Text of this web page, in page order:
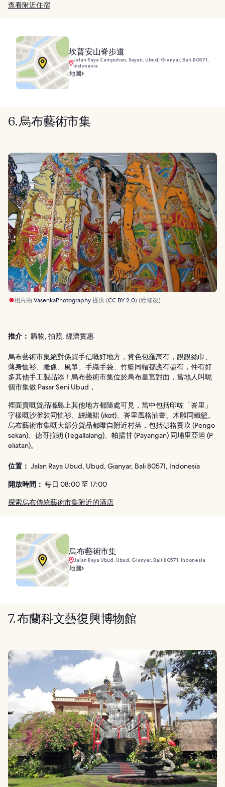
查看附近住宿
坎普安山脊步道
Jalan Raya Campuhan, Sayan, Ubud, Gianyar, Bali 80571,
Indonesia
地圖
6. 烏布藝術市集
相片由 VasenkaPhotography提供 (CC BY 2.0) (經修改)
推介： 購物, 拍照, 經濟實惠
烏布藝術市集絕對係買手信嘅好地方，貨色包羅萬有，靚靚絲巾、
薄身恤衫、雕像、風箏、手織手袋、竹籃同帽都應有盡有，仲有好
多其他手工製品添！烏布藝術市集位於烏布皇宮對面，當地人叫呢
個市集做 Pasar Seni Ubud，
裡面賣嘅貨品喺島上其他地方都隨處可見，當中包括印咗「峇里」
字樣嘅沙灘裝同恤衫、絣織裙 (ikat)、峇里風格油畫、木雕同織籃。
烏布藝術市集嘅大部分貨品都嚟自附近村落，包括彭格賽坎 (Pengo
sekan)、德哥拉朗 (Tegallalang)、帕揚甘 (Payangan) 同埔里亞坦 (P
eliatan)。
位置： Jalan Raya Ubud, Ubud, Gianyar, Bali 80571, Indonesia
開放時間： 每日 08:00 至 17:00
探索烏布傳統藝術市集附近的酒店
烏布藝術市集
Jalan Raya Ubud, Ubud, Gianyar, Bali 80571, Indonesia
地圖
7. 布蘭科文藝復興博物館